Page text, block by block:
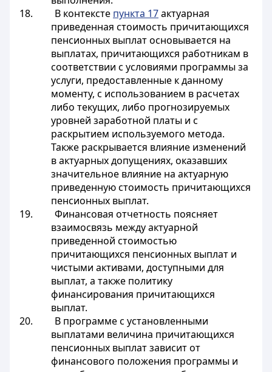
18. В контексте пункта 17актуарная
приведенная стоимость причитающихся
пенсионных выплат основывается на
выплатах, причитающихся работникам в
соответствии с условиями программы за
услуги, предоставленные к данному
моменту, с использованием в расчетах
либо текущих, либо прогнозируемых
уровней заработной платы и с
раскрытием используемого метода.
Также раскрывается влияние изменений
в актуарных допущениях, оказавших
значительное влияние на актуарную
приведенную стоимость причитающихся
пенсионных выплат.
19. Финансовая отчетность поясняет
взаимосвязь между актуарной
приведенной стоимостью
причитающихся пенсионных выплат и
чистыми активами, доступными для
выплат, а также политику
финансирования причитающихся
выплат.
20. В программе с установленными
выплатами величина причитающихся
пенсионных выплат зависит от
финансового положения программы и